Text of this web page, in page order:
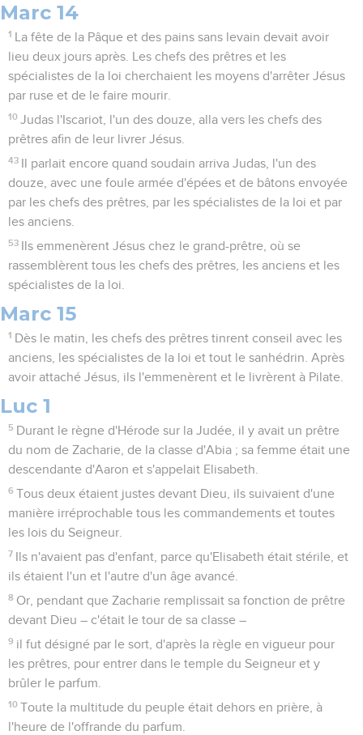
Marc 14
1
La fête de la Pâque et des pains sans levain devait avoir
lieu deux jours après. Les chefs des prêtres et les
spécialistes de la loi cherchaient les moyens d'arrêter Jésus
par ruse et de le faire mourir.
10 Judas l'Iscariot, l'un des douze, alla vers les chefs des
prêtres afin de leur livrer Jésus.
43
Il parlait encore quand soudain arriva Judas, l'un des
douze, avec une foule armée d'épées et de bâtons envoyée
par les chefs des prêtres, par les spécialistes de la loi et par
les anciens.
53
Ils emmenèrent Jésus chez le grand-prêtre, où se
rassemblèrent tous les chefs des prêtres, les anciens et les
spécialistes de la loi.
Marc 15
1 Dès le matin, les chefs des prêtres tinrent conseil avec les
anciens, les spécialistes de la loi et tout le sanhédrin. Après
avoir attaché Jésus, ils l'emmenèrent et le livrèrent à Pilate.
Luc 1
5 Durant le règne d'Hérode sur la Judée, il y avait un prêtre
du nom de Zacharie, de la classe d'Abia ; sa femme était une
descendante d'Aaron et s'appelait Elisabeth.
6 Tous deux étaient justes devant Dieu, ils suivaient d'une
manière irréprochable tous les commandements et toutes
les lois du Seigneur.
7
Ils n'avaient pas d'enfant, parce qu'Elisabeth était stérile, et
ils étaient l'un et l'autre d'un âge avancé.
8 Or, pendant que Zacharie remplissait sa fonction de prêtre
devant Dieu – c'était le tour de sa classe –
9 il fut désigné par le sort, d'après la règle en vigueur pour
les prêtres, pour entrer dans le temple du Seigneur et y
brûler le parfum.
10 Toute la multitude du peuple était dehors en prière, à
l'heure de l'offrande du parfum.